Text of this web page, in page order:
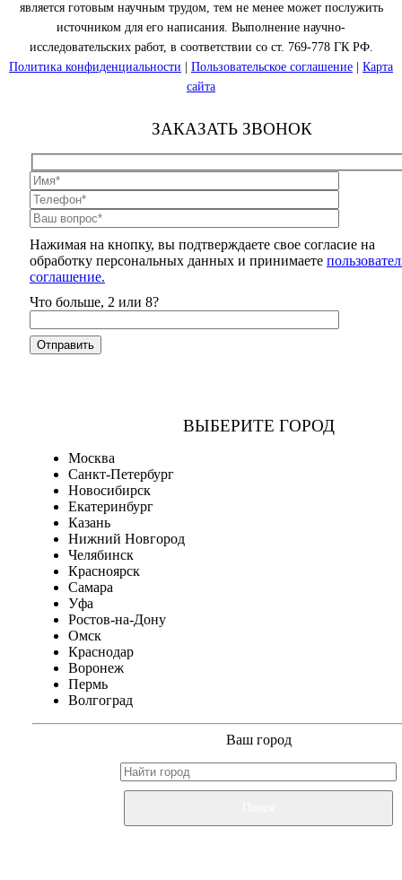
является готовым научным трудом, тем не менее может послужить
источником для его написания. Выполнение научно-
исследовательских работ, в соответствии со ст. 769-778 ГК РФ.
Политика конфиденциальности
Пользовательское соглашение
Карта
сайта
ЗАКАЗАТЬ ЗВОНОК
Нажимая на кнопку, вы подтверждаете свое согласие на
обработку персональных данных и принимаете
соглашение.
Что больше, 2 или 8?
ВЫБЕРИТЕ ГОРОД
Москва
Санкт-Петербург
Новосибирск
Екатеринбург
Казань
Нижний Новгород
Челябинск
Красноярск
Самара
Уфа
Ростов-на-Дону
Омск
Краснодар
Воронеж
Пермь
Волгоград
Ваш город